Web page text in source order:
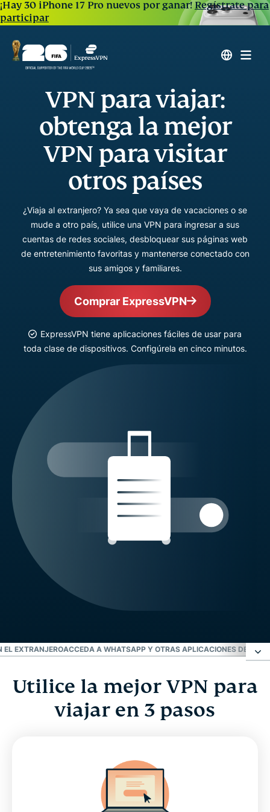
¡Hay 30 iPhone 17 Pro nuevos por ganar!Regístrate para
participar
VPN para viajar:
obtenga la mejor
VPN para visitar
otros países
¿Viaja al extranjero? Ya sea que vaya de vacaciones o se
mude a otro país, utilice una VPN para ingresar a sus
cuentas de redes sociales, desbloquear sus páginas web
de entretenimiento favoritas y mantenerse conectado con
sus amigos y familiares.
Comprar ExpressVPN
ExpressVPN tiene aplicaciones fáciles de usar para
toda clase de dispositivos. Configúrela en cinco minutos.
EL EXTRANJEROACCEDA A WHATSAPP Y OTRAS APLICACIONES DE
Utilice la mejor VPN para viajar en 3 pasos
¿Cómo funciona una VPN internacional?
Aircove Go: un router VPN portátil
Desbloquee Facebook con una VPN
Utilice la mejor VPN para
viajar en 3 pasos